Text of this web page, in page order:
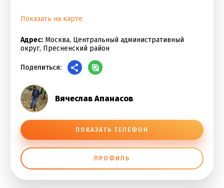
Показать на карте
Адрес: Москва, Центральный административный
округ, Пресненский район
Поделиться:
Вячеслав Апанасов
ПОКАЗАТЬ ТЕЛЕФОН
ПРОФИЛЬ